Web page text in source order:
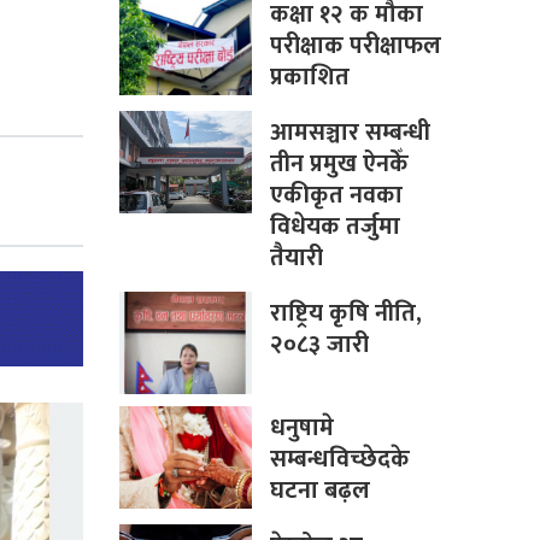
कक्षा १२ क मौका
परीक्षाक परीक्षाफल
प्रकाशित
आमसञ्चार सम्बन्धी
तीन प्रमुख ऐनकेँ
एकीकृत नवका
विधेयक तर्जुमा
तैयारी
राष्ट्रिय कृषि नीति,
२०८३ जारी
धनुषामे
सम्बन्धविच्छेदके
घटना बढ़ल